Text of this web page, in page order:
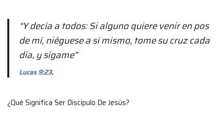
“Y decía a todos: Si alguno quiere venir en pos
de mí, niéguese a sí mismo, tome su cruz cada
día, y sígame”
Lucas 9:23.
¿Qué Significa Ser Discípulo De Jesús?